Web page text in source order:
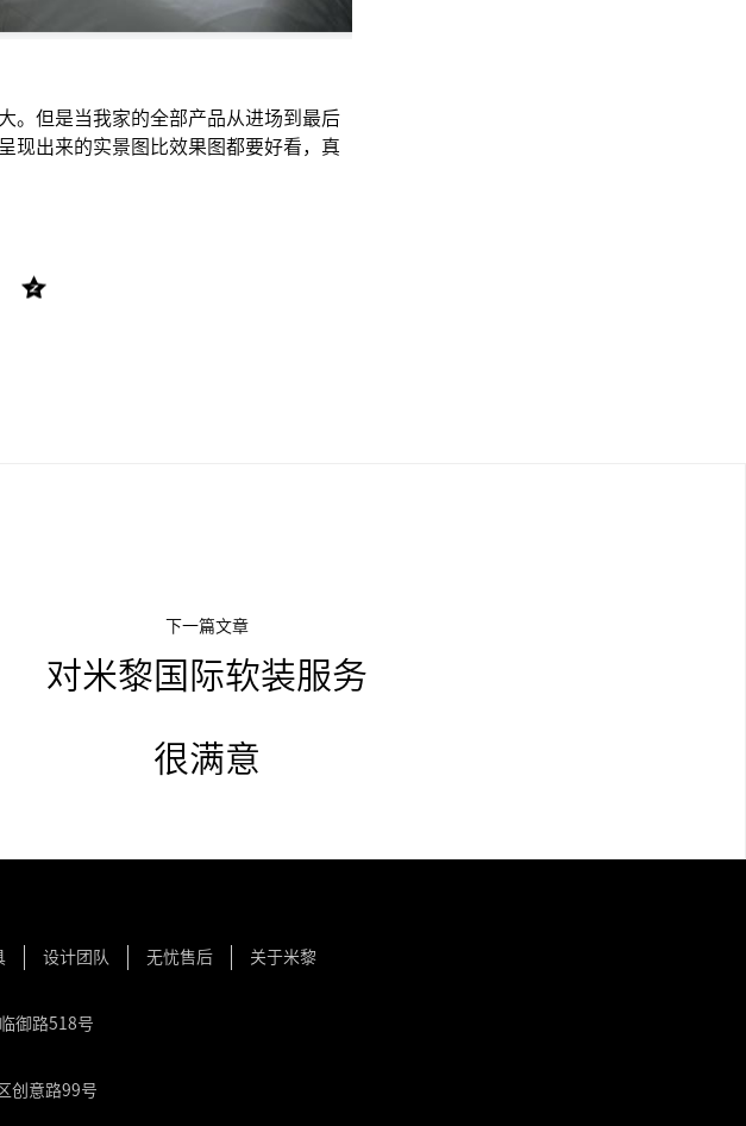
。但是当我家的全部产品从进场到最后
现出来的实景图比效果图都要好看，真
下一篇文章
对米黎国际软装服务
很满意
设计团队 无忧售后 关于米黎
御路518号
创意路99号